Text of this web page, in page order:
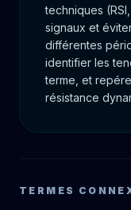
techniques
signaux et
différentes
identifier les
terme, et
résistance
TERMES